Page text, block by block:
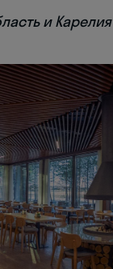
и Карелия